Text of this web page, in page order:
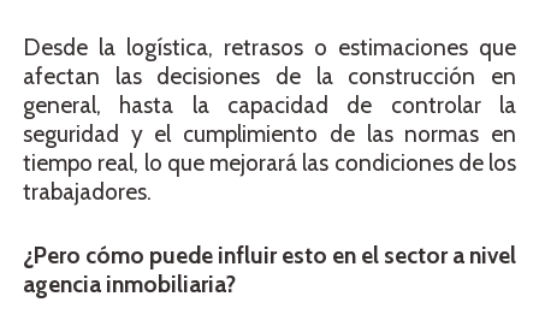
Desde la logística, retrasos o estimaciones que
afectan las decisiones de la construcción en
general, hasta la capacidad de controlar la
seguridad y el cumplimiento de las normas en
tiempo real, lo que mejorará las condiciones de los
trabajadores.
¿Pero cómo puede influir esto en el sector a nivel
agencia inmobiliaria?